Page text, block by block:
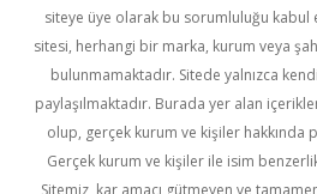
siteye üye olarak bu sorumluluğu kabul
sitesi, herhangi bir marka, kurum veya
bulunmamaktadır. Sitede yalnızca
paylaşılmaktadır. Burada yer alan
olup, gerçek kurum ve kişiler hakkında
Gerçek kurum ve kişiler ile isim
Sitemiz, kar amacı gütmeyen ve